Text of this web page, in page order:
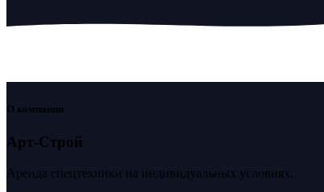
О компании
Арт-Строй
Аренда спецтехники на индивидуальных условиях.